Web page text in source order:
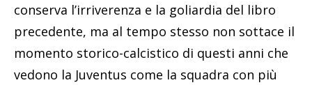
conserva l’irriverenza e la goliardia del libro
precedente, ma al tempo stesso non sottace il
momento storico-calcistico di questi anni che
vedono la Juventus come la squadra con più